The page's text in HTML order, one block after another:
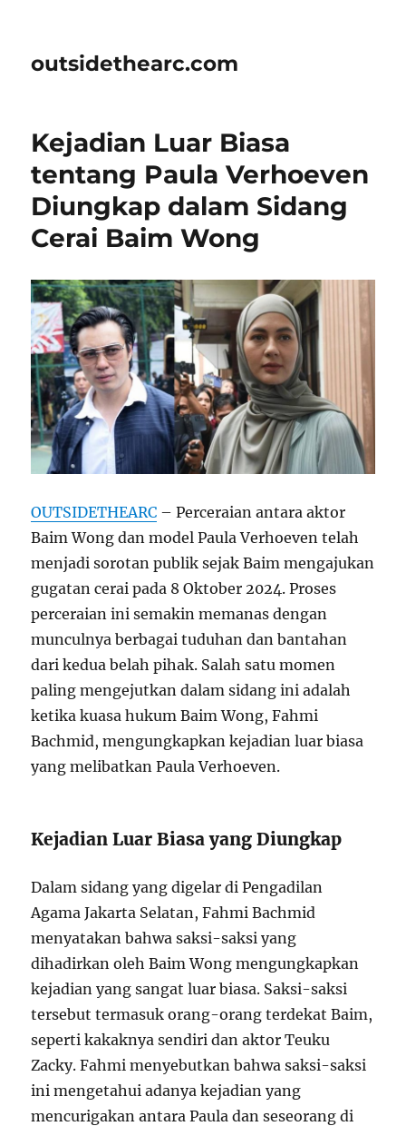
outsidethearc.com
Kejadian Luar Biasa
tentang Paula Verhoeven
Diungkap dalam Sidang
Cerai Baim Wong
OUTSIDETHEARC – Perceraian antara aktor
Baim Wong dan model Paula Verhoeven telah
menjadi sorotan publik sejak Baim mengajukan
gugatan cerai pada 8 Oktober 2024. Proses
perceraian ini semakin memanas dengan
munculnya berbagai tuduhan dan bantahan
dari kedua belah pihak. Salah satu momen
paling mengejutkan dalam sidang ini adalah
ketika kuasa hukum Baim Wong, Fahmi
Bachmid, mengungkapkan kejadian luar biasa
yang melibatkan Paula Verhoeven.
Kejadian Luar Biasa yang Diungkap
Dalam sidang yang digelar di Pengadilan
Agama Jakarta Selatan, Fahmi Bachmid
menyatakan bahwa saksi-saksi yang
dihadirkan oleh Baim Wong mengungkapkan
kejadian yang sangat luar biasa. Saksi-saksi
tersebut termasuk orang-orang terdekat Baim,
seperti kakaknya sendiri dan aktor Teuku
Zacky. Fahmi menyebutkan bahwa saksi-saksi
ini mengetahui adanya kejadian yang
mencurigakan antara Paula dan seseorang di